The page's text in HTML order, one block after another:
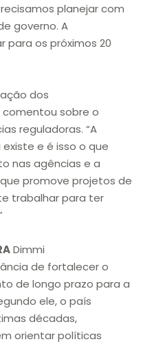
planejar com
governo. A
para os próximos 20
dos
sobre o
reguladoras. “A
e é isso o que
nas agências e a
promove projetos de
trabalhar para ter
Dimmi
de fortalecer o
de longo prazo para a
ele, o país
décadas,
orientar políticas